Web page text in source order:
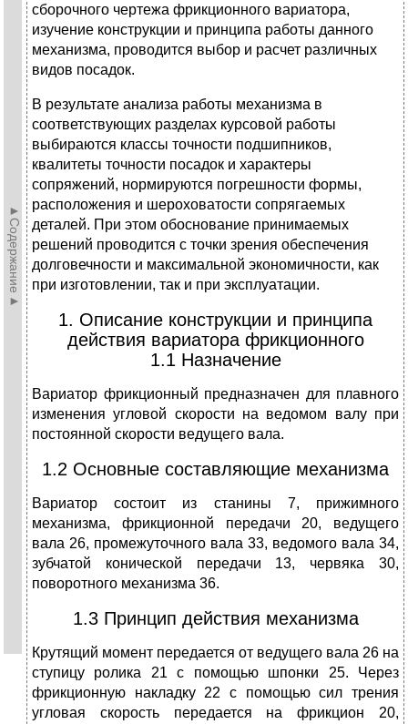
►Содержание►
сборочного чертежа фрикционного вариатора,
изучение конструкции и принципа работы данного
механизма, проводится выбор и расчет различных
видов посадок.
В результате анализа работы механизма в
соответствующих разделах курсовой работы
выбираются классы точности подшипников,
квалитеты точности посадок и характеры
сопряжений, нормируются погрешности формы,
расположения и шероховатости сопрягаемых
деталей. При этом обоснование принимаемых
решений проводится с точки зрения обеспечения
долговечности и максимальной экономичности, как
при изготовлении, так и при эксплуатации.
1. Описание конструкции и принципа
действия вариатора фрикционного
1.1 Назначение
Вариатор фрикционный предназначен для плавного
изменения угловой скорости на ведомом валу при
постоянной скорости ведущего вала.
1.2 Основные составляющие механизма
Вариатор состоит из станины 7, прижимного
механизма, фрикционной передачи 20, ведущего
вала 26, промежуточного вала 33, ведомого вала 34,
зубчатой конической передачи 13, червяка 30,
поворотного механизма 36.
1.3 Принцип действия механизма
Крутящий момент передается от ведущего вала 26 на
ступицу ролика 21 с помощью шпонки 25. Через
фрикционную накладку 22 с помощью сил трения
угловая скорость передается на фрикцион 20,